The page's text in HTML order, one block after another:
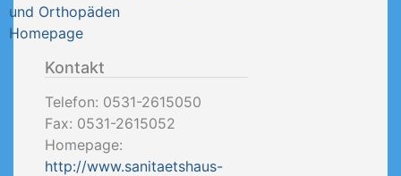
und Orthopäden
Homepage
Kontakt
Telefon: 0531-2615050
Fax: 0531-2615052
Homepage:
http://www.sanitaetshaus-